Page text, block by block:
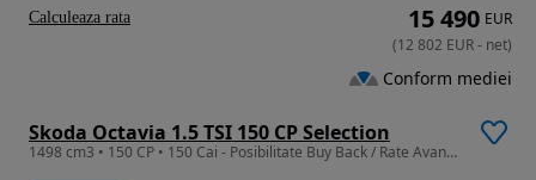
Skoda Octavia 1.5 TSI 150 CP Selection
1498 cm3 • 150 CP • 150 Cai - Posibilitate Buy Back / Rate Avans 0% / Garantie 36 Luni
15 490 EUR
(12 802 EUR- net)
Conform mediei
Calculeaza rata